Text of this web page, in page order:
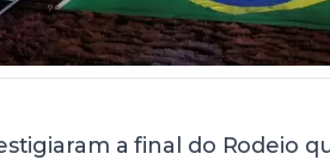
a final do Rodeio